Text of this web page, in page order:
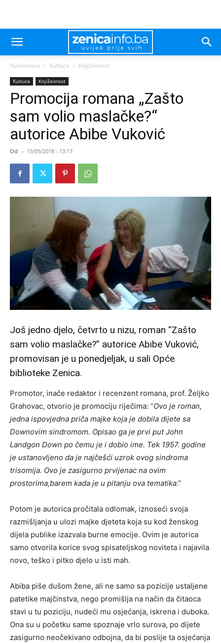
Naslovnica Kultura Književnost
Kultura Književnost
Promocija romana „Zašto
sam volio maslačke?“
autorice Abibe Vuković
Od - 15/05/2018 - 13:17
Još jedno djelo, četvrto u nizu, roman “Zašto
sam volio maslačke?” autorice Abibe Vuković,
promovisan je u ponedjeljak, u sali Opće
biblioteke Zenica.
Promotor, inače redaktor i recenzent romana, prof. Željko
Grahovac, otvorio je promociju riječima: “Ovo je roman,
jedna ispovjedna priča majke koja je dobila dijete sa
Downovim sindromom. Opisao ga je prvi put John
Landgon Down po čemu je i dobio ime. Tek 1957. godine
je ustanovljeno da je najčešći uzrok ovog sindroma
trisomija. Ovo je zasigurno prvijenac na ovim
prostorima,barem kada je u pitanju ova tematika.”
Potom je autorica pročitala odlomak, iznoseći svoja
razmišljanja u ulozi majke djeteta koja su kod ženskog
dijela publike izazvala burne emocije. Ovim je autorica
samo otvorila korice svog spisateljskog noviteta i najavila
novo, teško i pitko djelo u isti mah.
Abiba piše dušom žene, ali ne samo sa pozicije ustaljene
patetike majčinstva, nego promišlja na način da čitaoca
stavi u tu poziciju, nudeći mu osjećanja, iskrena i duboka.
Ona su u početku same spoznaje vrlo surova, po dijete
zasigurno neočekivano odbojna, da bi poslije ta osjećanja